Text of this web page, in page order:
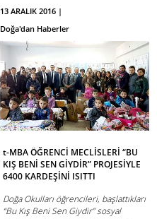
13 ARALIK 2016 |
Doğa'dan Haberler
t-MBA ÖĞRENCİ MECLİSLERİ “BU
KIŞ BENİ SEN GİYDİR” PROJESİYLE
6400 KARDEŞİNİ ISITTI
Doğa Okulları öğrencileri, başlattıkları
“Bu Kış Beni Sen Giydir” sosyal